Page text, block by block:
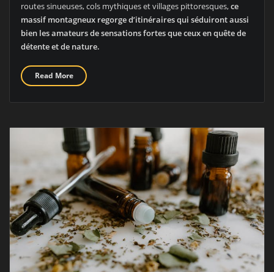
routes sinueuses, cols mythiques et villages pittoresques,ce
massif montagneux regorge d’itinéraires qui séduiront aussi
bien les amateurs de sensations fortes que ceux en quête de
détente et de nature.
Read More